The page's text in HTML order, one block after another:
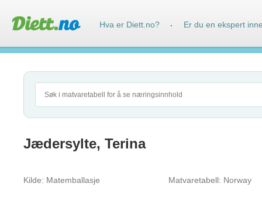
Jædersylte, Terina
Kilde: Matemballasje Matvaretabell: Norway
Hva er Diett.no? · Er du en ekspert